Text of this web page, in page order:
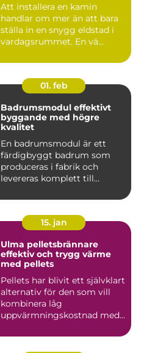
Att installera en kamin
handlar om mer än att bara
ställa in en snygg eldstad i
vardagsrummet. En vä...
01. feb
Badrumsmodul effektivt
byggande med högre
kvalitet
En badrumsmodul är ett
färdigbyggt badrum som
produceras i fabrik och
levereras komplett till
15. jan
Ulma pelletsbrännare
effektiv och trygg värme
med pellets
Pellets har blivit ett självklart
alternativ för den som vill
kombinera låg
uppvärmningskostnad med